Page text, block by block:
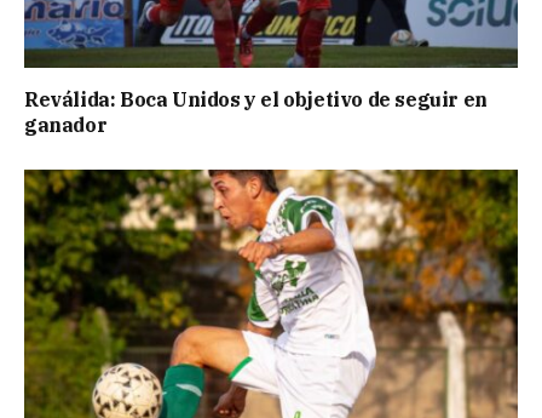
Reválida: Boca Unidos y el objetivo de seguir en
ganador